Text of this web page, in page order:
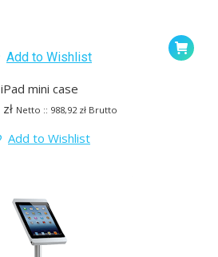
Add to Wishlist
iPad mini case
zł Netto :: 988,92 zł Brutto
Add to Wishlist